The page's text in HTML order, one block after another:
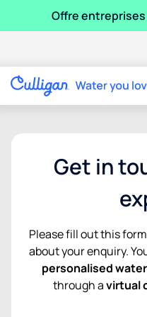
Offre entreprises
Get in
Please fill out this
about your enquiry.
personalised
through avirtual